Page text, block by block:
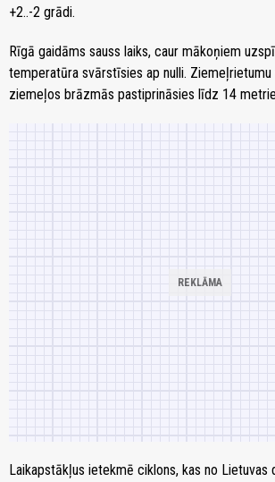
+2..-2 grādi.
Rīgā gaidāms sauss laiks, caur mākoņiem
temperatūra svārstīsies ap nulli.
ziemeļos brāzmās pastiprināsies līdz 14
Laikapstākļus ietekmē ciklons, kas no Lietuvas